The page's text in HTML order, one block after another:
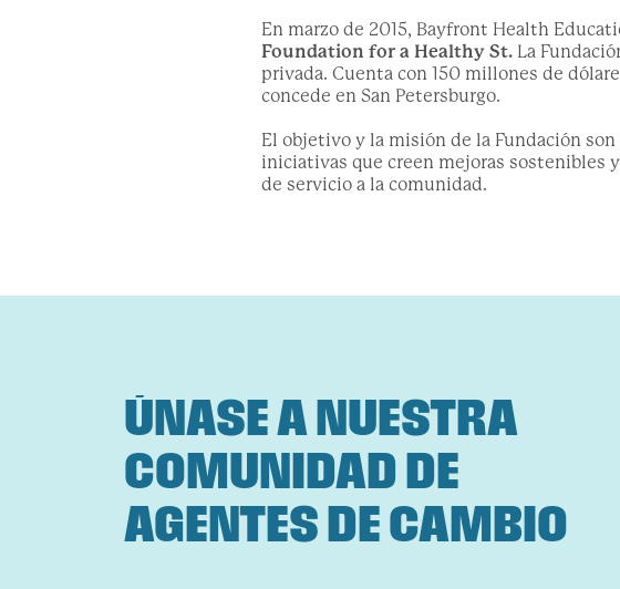
En marzo de 2015, Bayfront Health
Foundation for a Healthy St. La
privada. Cuenta con 150 millones de
concede en San Petersburgo.
El objetivo y la misión de la Fundación
iniciativas que creen mejoras sostenibles
de servicio a la comunidad.
ÚNASE A NUESTRA
COMUNIDAD DE
AGENTES DE CAMBIO